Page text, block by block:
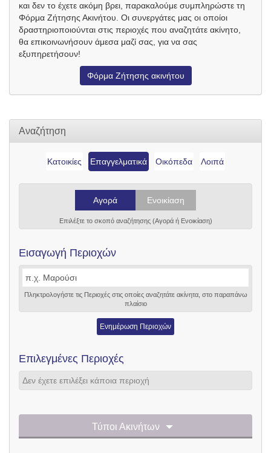
και δεν το έχετε ακόμη βρει, παρακαλούμε συμπληρώστε τη
Φόρμα Ζήτησης Ακινήτου. Οι συνεργάτες μας οι οποίοι
δραστηριοποιούνται στις περιοχές που αναζητάτε ακίνητο,
θα επικοινωνήσουν άμεσα μαζί σας, για να σας
εξυπηρετήσουν!
Φόρμα Ζήτησης ακινήτου
Αναζήτηση
Κατοικίες Επαγγελματικά Οικόπεδα Λοιπά
Αγορά Ενοικίαση
Επιλέξτε το σκοπό αναζήτησης (Αγορά ή Ενοικίαση)
Εισαγωγή Περιοχών
Πληκτρολογήστε τις Περιοχές στις οποίες αναζητάτε ακίνητα, στο παραπάνω
πλαίσιο
Ενημέρωση Περιοχών
Επιλεγμένες Περιοχές
Δεν έχετε επιλέξει κάποια περιοχή
Τύποι Ακινήτων